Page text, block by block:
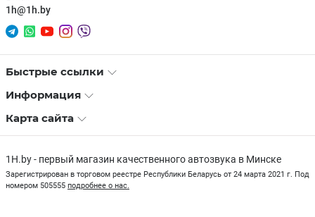
1h@1h.by
Быстрые ссылки
Информация
Карта сайта
1H.by - первый магазин качественного автозвука в Минске
Зарегистрирован в торговом реестре Республики Беларусь от 24 марта 2021 г. Под
номером 505555 подробнее о нас.